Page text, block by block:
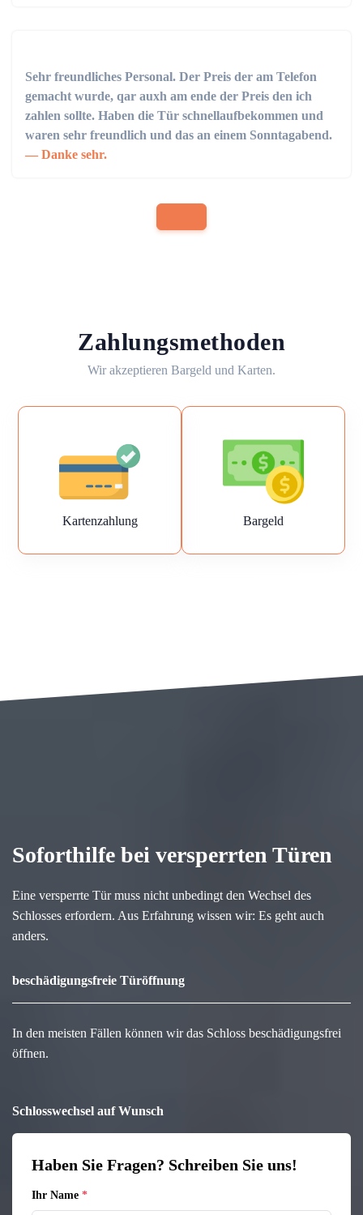
Sehr freundliches Personal. Der Preis der am Telefon
gemacht wurde, qar auxh am ende der Preis den ich
zahlen sollte. Haben die Tür schnellaufbekommen und
waren sehr freundlich und das an einem Sonntagabend.
Danke sehr.
Zahlungsmethoden
Wir akzeptieren Bargeld und Karten.
Kartenzahlung Bargeld
Soforthilfe bei versperrten Türen
Eine versperrte Tür muss nicht unbedingt den Wechsel des
Schlosses erfordern. Aus Erfahrung wissen wir: Es geht auch
anders.
beschädigungsfreie Türöffnung
In den meisten Fällen können wir das Schloss beschädigungsfrei
öffnen.
Schlosswechsel auf Wunsch
Haben Sie Fragen? Schreiben Sie uns!
Ihr Name